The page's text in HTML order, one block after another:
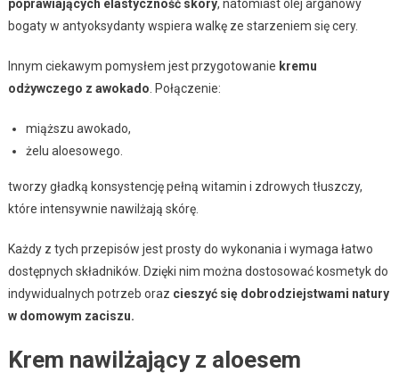
poprawiających elastyczność skóry, natomiast olej arganowy
bogaty w antyoksydanty wspiera walkę ze starzeniem się cery.
Innym ciekawym pomysłem jest przygotowanie kremu
odżywczego z awokado . Połączenie:
miąższu awokado,
żelu aloesowego.
tworzy gładką konsystencję pełną witamin i zdrowych tłuszczy,
które intensywnie nawilżają skórę.
Każdy z tych przepisów jest prosty do wykonania i wymaga łatwo
dostępnych składników. Dzięki nim można dostosować kosmetyk do
indywidualnych potrzeb oraz cieszyć się dobrodziejstwami natury
w domowym zaciszu.
Krem nawilżający z aloesem